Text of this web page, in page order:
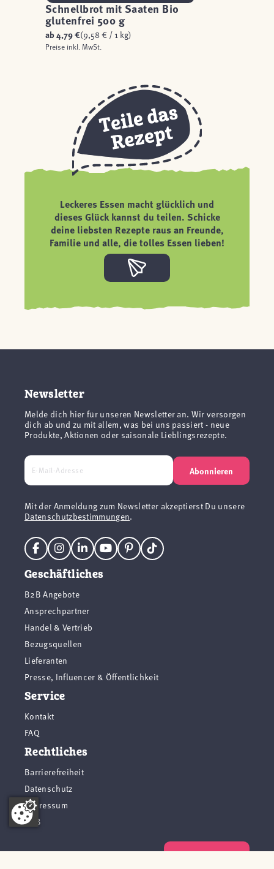
Schnellbrot mit Saaten Bio
glutenfrei 500 g
ab4,79 €(9,58 € / 1 kg)
Preise inkl. MwSt.
Leckeres Essen macht glücklich und
dieses Glück kannst du teilen. Schicke
deine liebsten Rezepte raus an Freunde,
Familie und alle, die tolles Essen lieben!
Newsletter
Melde dich hier für unseren Newsletter an. Wir versorgen
dich ab und zu mit allem, was bei uns passiert - neue
Produkte, Aktionen oder saisonale Lieblingsrezepte.
Abonnieren
Mit der Anmeldung zum Newsletter akzeptierst Du unsere
Datenschutzbestimmungen.
Geschäftliches
B2B Angebote
Ansprechpartner
Handel & Vertrieb
Bezugsquellen
Lieferanten
Presse, Influencer & Öffentlichkeit
Service
Kontakt
FAQ
Rechtliches
Barrierefreiheit
Datenschutz
Impressum
AGB